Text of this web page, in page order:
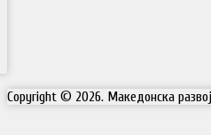
Copyright © 2026. Македонска